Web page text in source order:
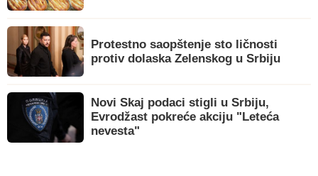
Protestno saopštenje sto ličnosti
protiv dolaska Zelenskog u Srbiju
Novi Skaj podaci stigli u Srbiju,
Evrodžast pokreće akciju "Leteća
nevesta"